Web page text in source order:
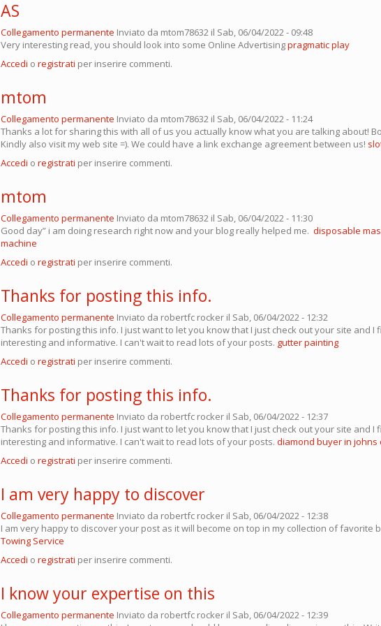
AS
Collegamento permanente Inviato da mtom78632 il Sab, 06/04/2022 - 09:48
Very interesting read, you should look into some Online Advertisingpragmatic play
Accedi o registrati per inserire commenti.
mtom
Collegamento permanente Inviato da mtom78632 il Sab, 06/04/2022 - 11:24
Thanks a lot for sharing this with all of us you actually know what you are talking about!
Kindly also visit my web site =). We could have a link exchange agreement between us!
Accedi o registrati per inserire commenti.
mtom
Collegamento permanente Inviato da mtom78632 il Sab, 06/04/2022 - 11:30
Good day” i am doing research right now and your blog really helped me. disposable
machine
Accedi o registrati per inserire commenti.
Thanks for posting this info.
Collegamento permanente Inviato da robertfc rocker il Sab, 06/04/2022 - 12:32
Thanks for posting this info. I just want to let you know that I just check out your site and I
interesting and informative. I can't wait to read lots of your posts. gutter painting
Accedi o registrati per inserire commenti.
Thanks for posting this info.
Collegamento permanente Inviato da robertfc rocker il Sab, 06/04/2022 - 12:37
Thanks for posting this info. I just want to let you know that I just check out your site and I
interesting and informative. I can't wait to read lots of your posts. diamond buyer in johns
Accedi o registrati per inserire commenti.
I am very happy to discover
Collegamento permanente Inviato da robertfc rocker il Sab, 06/04/2022 - 12:38
I am very happy to discover your post as it will become on top in my collection of favorite
Towing Service
Accedi o registrati per inserire commenti.
I know your expertise on this
Collegamento permanente Inviato da robertfc rocker il Sab, 06/04/2022 - 12:39